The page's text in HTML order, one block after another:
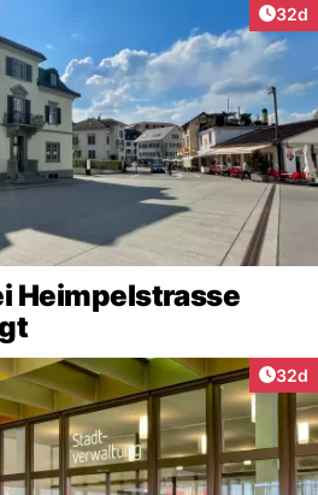
32d
Heimpelstrasse
32d